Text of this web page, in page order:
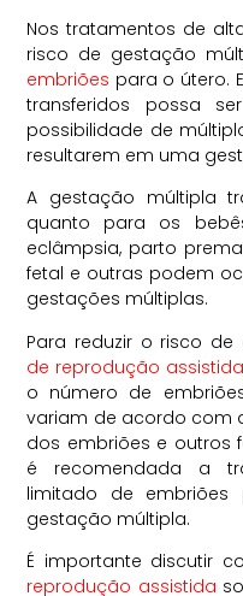
Nos tratamentos de
risco de gestação
embriões para o útero.
transferidos possa
possibilidade de
resultarem em uma
A gestação múltipla
quanto para os
eclâmpsia, parto
fetal e outras podem
gestações múltiplas.
Para reduzir o risco
de reprodução assistida
o número de
variam de acordo com
dos embriões e outros
é recomendada a
limitado de
gestação múltipla.
É importante discutir
reprodução assistida